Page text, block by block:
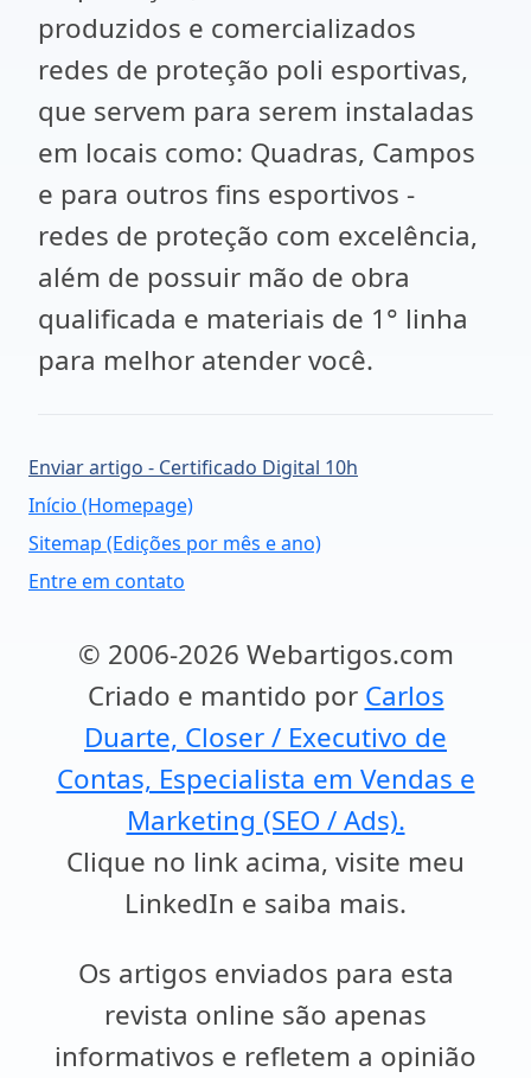
produzidos e comercializados
redes de proteção poli esportivas,
que servem para serem instaladas
em locais como: Quadras, Campos
e para outros fins esportivos -
redes de proteção com excelência,
além de possuir mão de obra
qualificada e materiais de 1° linha
para melhor atender você.
Enviar artigo - Certificado Digital 10h
Início (Homepage)
Sitemap (Edições por mês e ano)
Entre em contato
© 2006-2026 Webartigos.com
Criado e mantido por Carlos
Duarte, Closer / Executivo de
Contas, Especialista em Vendas e
Marketing (SEO / Ads).
Clique no link acima, visite meu
LinkedIn e saiba mais.
Os artigos enviados para esta
revista online são apenas
informativos e refletem a opinião